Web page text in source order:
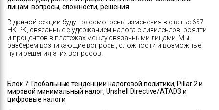
лицам: вопросы, сложности, решения
В данной секции будут рассмотрены изменения в статье 667
НК РК, связанные с удержанием налога с дивидендов, роялти
и процентов в платежах между связанными лицами. Мы
разберем возникающие вопросы, сложности и возможные
пути решения этих вопросов.
Блок 7: Глобальные тенденции налоговой политики, Pillar 2 и
мировой минимальный налог, Unshell Directive/ATAD3 и
цифровые налоги